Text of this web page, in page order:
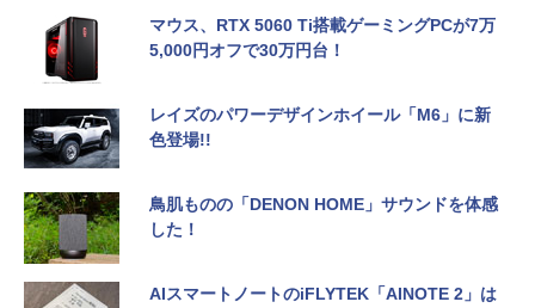
マウス、RTX 5060 Ti搭載ゲーミングPCが7万
5,000円オフで30万円台！
レイズのパワーデザインホイール「M6」に新
色登場!!
鳥肌ものの「DENON HOME」サウンドを体感
した！
AIスマートノートのiFLYTEK「AINOTE 2」は